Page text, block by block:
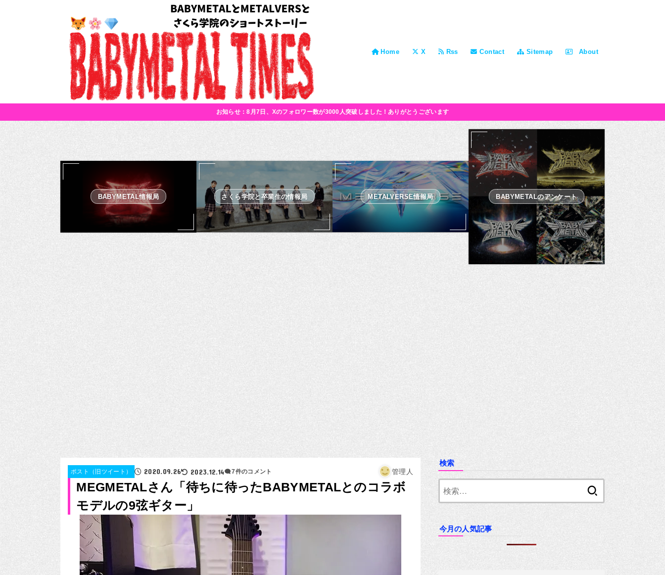
Home X Rss Contact Sitemap About
お知らせ：8月7日、Xのフォロワー数が3000人突破しました！ありがとうございます
BABYMETAL情報局 さくら学院と卒業生の情報局 METALVERSE情報局 BABYMETALのアンケート
ポスト（旧ツイート） 2020.09.26 2023.12.14 7件のコメント 管理人
MEGMETALさん「待ちに待ったBABYMETALとのコラボ
モデルの9弦ギター」
検索
今月の人気記事